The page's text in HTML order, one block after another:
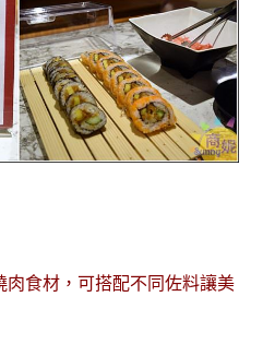
食材，可搭配不同佐料讓美